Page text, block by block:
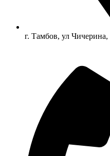
г. Тамбов, ул Чичерина,